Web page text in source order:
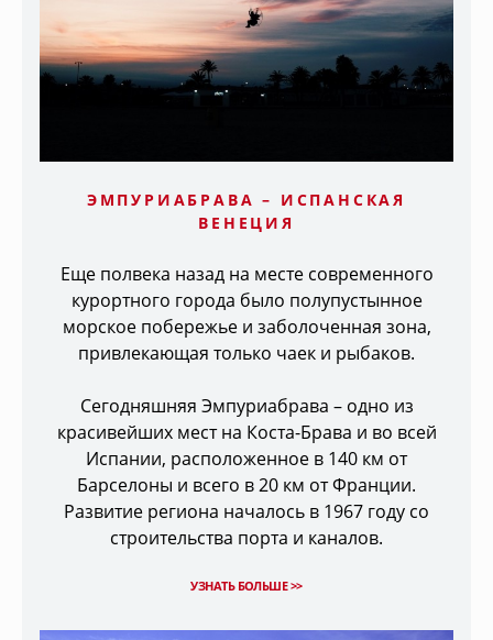
ЭМПУРИАБРАВА – ИСПАНСКАЯ
ВЕНЕЦИЯ
Еще полвека назад на месте современного
курортного города было полупустынное
морское побережье и заболоченная зона,
привлекающая только чаек и рыбаков.
Сегодняшняя Эмпуриабрава – одно из
красивейших мест на Коста-Брава и во всей
Испании, расположенное в 140 км от
Барселоны и всего в 20 км от Франции.
Развитие региона началось в 1967 году со
строительства порта и каналов.
УЗНАТЬ БОЛЬШЕ >>